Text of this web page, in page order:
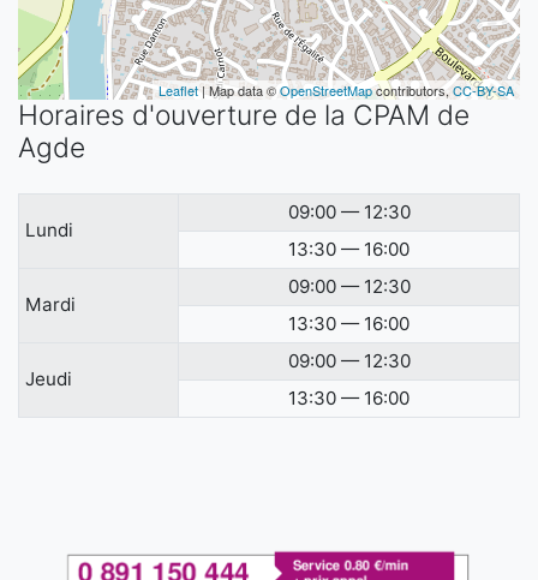
Leaflet| Map data ©OpenStreetMapcontributors,CC-BY-SA
Horaires d'ouverture de la CPAM de
Agde
Lundi
09:00 — 12:30
13:30 — 16:00
Mardi
09:00 — 12:30
13:30 — 16:00
Jeudi
09:00 — 12:30
13:30 — 16:00